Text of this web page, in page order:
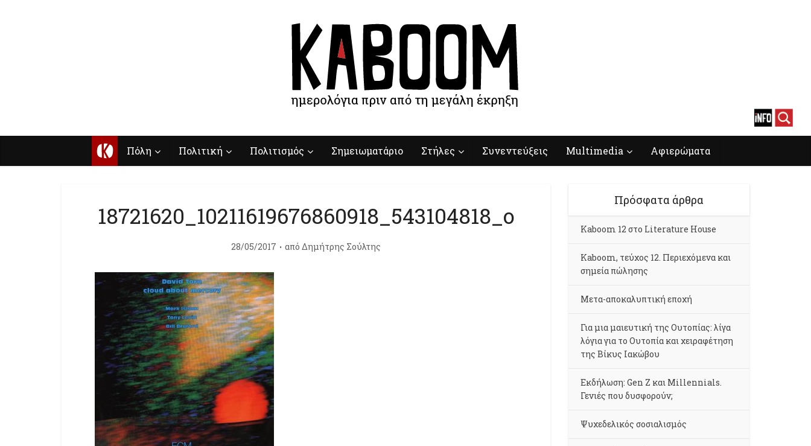
Κ Πόλη Πολιτική Πολιτισμός Σημειωματάριο Στήλες Συνεντεύξεις Multimedia Αφιερώματα
18721620_10211619676860918_543104818_o
28/05/2017 από Δημήτρης Σούλτης
Πρόσφατα άρθρα
Kaboom 12 στο Literature House
Kaboom, τεύχος 12. Περιεχόμενα και
σημεία πώλησης
Μετα-αποκαλυπτική εποχή
Για μια μαιευτική της Ουτοπίας: λίγα
λόγια για το Ουτοπία και χειραφέτηση
της Βίκυς Ιακώβου
Εκδήλωση: Gen Z και Millennials.
Γενιές που δυσφορούν;
Ψυχεδελικός σοσιαλισμός